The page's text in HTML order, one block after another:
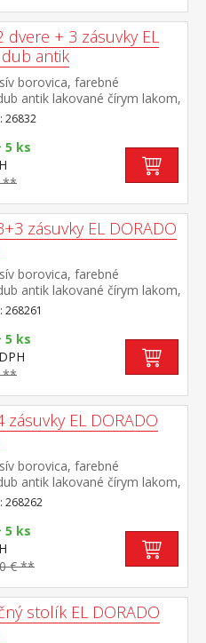
dvere + 3 zásuvky EL
dub antik
borovica, farebné
antik lakované čírym lakom,
2 dvierka, 2 police, 3
zostavy EL DORADO
26832
5 ks
**
zásuvky EL DORADO
borovica, farebné
antik lakované čírym lakom,
šesť zásuviek súčasť
5 ks
**
zásuvky EL DORADO
borovica, farebné
antik lakované čírym lakom,
štyri zásuvky súčasť
268262
5 ks
€ **
stolík EL DORADO